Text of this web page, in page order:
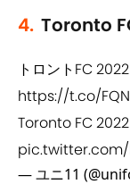
4. Toronto
トロントFC
https://t.co/
Toronto FC
pic.twitter.com/
— ユニ11